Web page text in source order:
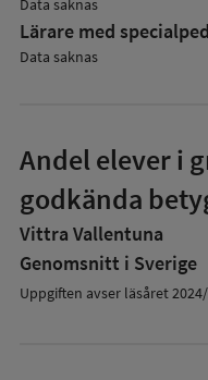
Data saknas
Lärare med
Data saknas
Andel elever i
godkända
Vittra Vallentuna
Genomsnitt i Sverige
Uppgiften avser läsåret